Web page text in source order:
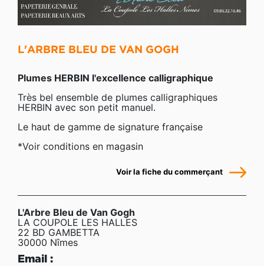
L'ARBRE BLEU DE VAN GOGH
Plumes HERBIN l'excellence calligraphique
Très bel ensemble de plumes calligraphiques
HERBIN avec son petit manuel.
Le haut de gamme de signature française
*Voir conditions en magasin
Voir la fiche du commerçant
L'Arbre Bleu de Van Gogh
LA COUPOLE LES HALLES
22 BD GAMBETTA
30000 Nîmes
Email :